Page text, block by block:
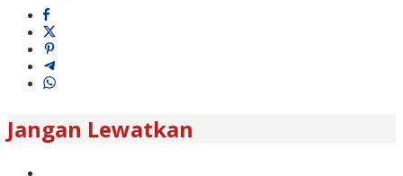
Jangan Lewatkan